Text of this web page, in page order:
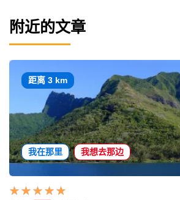
附近的文章
距离 3 km
我在那里 我想去那边